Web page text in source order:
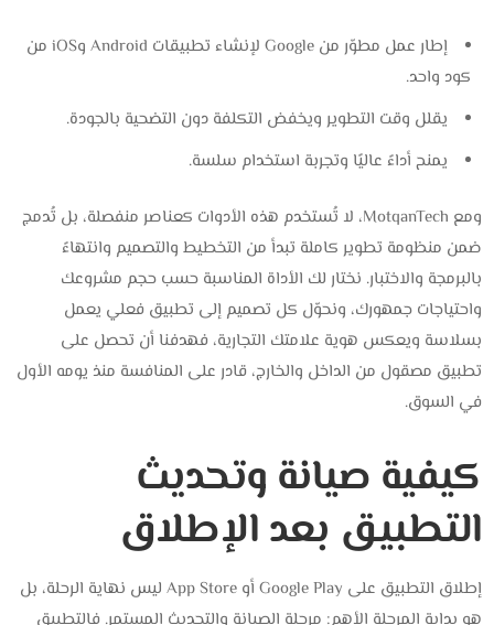
إطار عمل مطوّر من Google لإنشاء تطبيقات Android وiOS من
كود واحد.
يقلل وقت التطوير ويخفض التكلفة دون التضحية بالجودة.
يمنح أداءً عاليًا وتجربة استخدام سلسة.
ومع MotqanTech، لا تُستخدم هذه الأدوات كعناصر منفصلة، بل تُدمج
ضمن منظومة تطوير كاملة تبدأ من التخطيط والتصميم وانتهاءً
بالبرمجة والاختبار. نختار لك الأداة المناسبة حسب حجم مشروعك
واحتياجات جمهورك، ونحوّل كل تصميم إلى تطبيق فعلي يعمل
بسلاسة ويعكس هوية علامتك التجارية، فهدفنا أن تحصل على
تطبيق مصقول من الداخل والخارج، قادر على المنافسة منذ يومه الأول
في السوق.
كيفية صيانة وتحديث
التطبيق بعد الإطلاق
إطلاق التطبيق على Google Play أو App Store ليس نهاية الرحلة، بل
هو بداية المرحلة الأهم: مرحلة الصيانة والتحديث المستمر. فالتطبيق